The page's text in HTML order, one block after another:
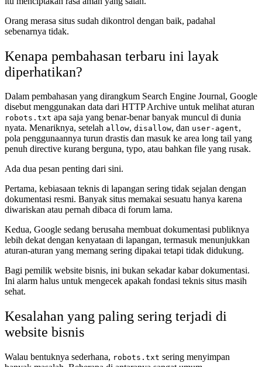
Orang merasa situs sudah dikontrol dengan baik, padahal
sebenarnya tidak.
Kenapa pembahasan terbaru ini layak
diperhatikan?
Dalam pembahasan yang dirangkum Search Engine Journal, Google
disebut menggunakan data dari HTTP Archive untuk melihat aturan
robots.txt apa saja yang benar-benar banyak muncul di dunia
nyata. Menariknya, setelah allow, disallow, dan user-agent,
pola penggunaannya turun drastis dan masuk ke area long tail yang
penuh directive kurang berguna, typo, atau bahkan file yang rusak.
Ada dua pesan penting dari sini.
Pertama, kebiasaan teknis di lapangan sering tidak sejalan dengan
dokumentasi resmi. Banyak situs memakai sesuatu hanya karena
diwariskan atau pernah dibaca di forum lama.
Kedua, Google sedang berusaha membuat dokumentasi publiknya
lebih dekat dengan kenyataan di lapangan, termasuk menunjukkan
aturan-aturan yang memang sering dipakai tetapi tidak didukung.
Bagi pemilik website bisnis, ini bukan sekadar kabar dokumentasi.
Ini alarm halus untuk mengecek apakah fondasi teknis situs masih
sehat.
Kesalahan yang paling sering terjadi di
website bisnis
Walau bentuknya sederhana, robots.txt sering menyimpan